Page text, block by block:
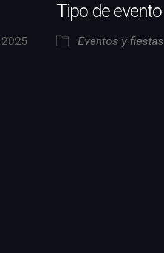
2025
Tipo de evento
Eventos y fiestas